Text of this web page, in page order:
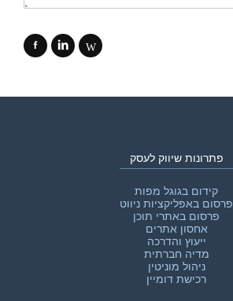
f i W
פתרונות שיווק לעסק
קידום בגוגל מפות
פרסום באפליקציות ניווט
פרסום באתרי תוכן
אחסון אתרים
ייעוץ והדרכה
מדיה חברתית
ניהול מוניטין
רכישת דומיין